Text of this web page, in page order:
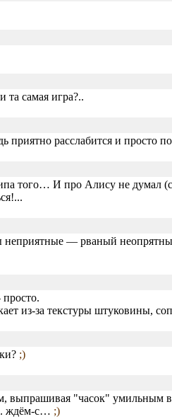
самая игра?..
расслабится и просто
того… И про Алису не думал
неприятные — рваный
из-за текстуры штуковины,
;)
выпрашивая "часок" умильным
ждём-с… ;)